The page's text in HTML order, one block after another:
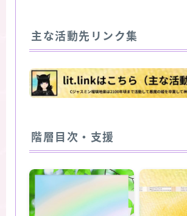
主な活動先リンク集
階層目次・支援